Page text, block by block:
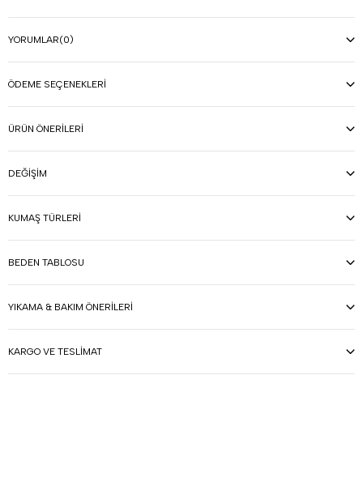
YORUMLAR(0)
ÖDEME SEÇENEKLERI
ÜRÜN ÖNERILERI
DEĞIŞIM
KUMAŞ TÜRLERI
BEDEN TABLOSU
YIKAMA & BAKIM ÖNERILERI
KARGO VE TESLIMAT